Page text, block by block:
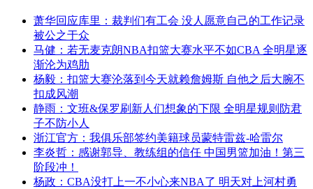
萧华回应库里：裁判们有工会 没人愿意自己的工作记录
被公之于众
马健：若无麦克朗NBA扣篮大赛水平不如CBA 全明星逐
渐沦为鸡肋
杨毅：扣篮大赛沦落到今天就赖詹姆斯 自他之后大腕不
扣成风潮
静雨：文班&保罗刷新人们想象的下限 全明星规则防君
子不防小人
浙江官方：我俱乐部签约美籍球员蒙特雷兹-哈雷尔
李炎哲：感谢郭导、教练组的信任 中国男篮加油！第三
阶段冲！
杨政：CBA没打上一不小心来NBA了 明天对上河村勇